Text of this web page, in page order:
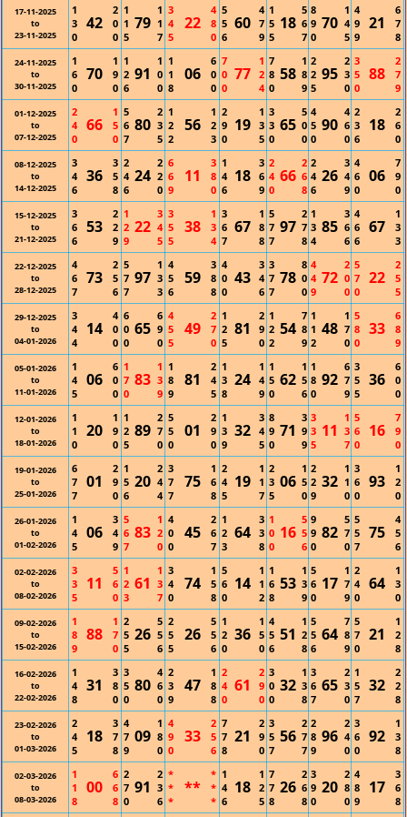
17-11-2025
to
23-11-2025
1
3
0
42
2
0
0
1
1
5
79
1
1
7
3
4
5
22
4
8
0
5
5
6
60
4
7
9
1
5
5
18
5
6
7
8
9
0
70
1
4
5
4
9
9
21
6
7
8
24-11-2025
to
30-11-2025
1
6
0
70
1
9
0
1
2
6
91
1
0
0
1
1
8
06
6
0
0
7
0
0
77
1
2
4
7
8
0
58
1
8
9
2
2
5
95
2
3
0
3
5
0
88
2
7
9
01-12-2025
to
07-12-2025
2
4
0
66
1
5
0
5
6
7
80
2
3
5
1
2
2
56
1
2
3
2
9
0
19
1
3
5
3
3
0
65
5
0
0
4
5
0
90
4
6
0
2
3
6
18
2
6
0
08-12-2025
to
14-12-2025
3
4
6
36
3
5
8
2
4
6
24
2
2
0
6
6
9
11
3
8
0
1
4
6
18
3
6
9
2
4
0
66
2
6
8
2
4
6
26
3
4
9
4
6
0
06
7
9
0
15-12-2025
to
21-12-2025
3
6
6
53
2
2
9
1
2
9
22
3
4
5
3
5
5
38
1
3
4
3
6
7
67
1
8
8
5
7
7
97
2
7
8
1
3
4
85
3
6
6
4
6
6
67
1
3
3
22-12-2025
to
28-12-2025
4
6
7
73
2
5
6
5
7
7
97
1
3
3
4
5
6
59
3
8
8
4
0
0
43
3
4
6
3
7
7
78
8
0
0
4
4
9
72
2
0
0
5
7
0
22
2
5
5
29-12-2025
to
04-01-2026
3
4
4
14
4
0
0
6
0
0
65
6
9
0
4
5
5
49
2
7
0
1
2
5
81
2
9
0
1
2
2
54
7
8
9
1
1
2
48
1
7
0
5
8
0
33
6
8
9
05-01-2026
to
11-01-2026
1
4
5
06
6
0
0
1
7
0
83
1
3
9
1
8
9
81
2
4
5
1
3
8
24
1
4
9
1
5
0
62
1
5
6
1
8
0
92
6
7
9
3
5
5
36
6
0
0
12-01-2026
to
18-01-2026
1
1
0
20
1
9
0
1
2
5
89
2
7
0
5
5
0
01
2
9
0
1
3
9
32
3
4
5
8
9
0
71
3
9
9
3
3
5
11
1
3
7
5
6
0
16
7
9
0
19-01-2026
to
25-01-2026
6
7
7
01
2
9
0
1
5
6
20
2
4
4
3
7
7
75
1
6
8
2
4
5
19
1
1
7
2
3
5
06
1
5
0
2
2
9
32
1
1
0
3
6
0
93
1
2
0
26-01-2026
to
01-02-2026
1
4
5
06
3
4
9
5
6
7
83
1
2
0
4
0
0
45
2
6
7
1
2
3
64
3
3
8
1
0
0
16
5
5
6
9
9
0
82
5
7
0
5
5
7
75
4
5
6
02-02-2026
to
08-02-2026
3
3
5
11
5
6
0
1
2
3
61
1
3
7
3
4
0
74
1
5
8
5
6
0
14
1
1
2
1
6
8
53
1
3
9
5
6
0
17
1
7
9
2
4
0
64
1
3
0
09-02-2026
to
15-02-2026
1
8
9
88
1
7
0
2
5
5
26
5
5
6
2
5
5
26
5
5
6
1
2
0
36
1
5
0
4
5
6
51
1
2
8
5
5
6
64
7
8
9
5
7
0
21
1
2
8
16-02-2026
to
22-02-2026
1
4
8
31
3
8
0
3
5
0
80
4
6
0
2
3
9
47
1
8
8
2
4
0
61
2
9
0
3
0
0
32
1
3
8
3
6
7
65
2
3
0
1
5
7
32
2
2
8
23-02-2026
to
01-03-2026
2
4
5
18
3
7
8
4
7
9
09
1
8
0
4
9
0
33
2
5
6
7
7
8
21
2
9
0
3
5
7
56
2
7
7
2
8
9
96
2
4
0
3
6
0
92
1
3
8
02-03-2026
to
08-03-2026
1
1
8
00
6
6
8
2
7
0
91
2
3
6
*
*
*
**
*
*
*
1
4
6
18
1
2
5
7
7
8
26
2
6
8
3
9
0
20
2
8
0
4
8
9
17
3
6
8